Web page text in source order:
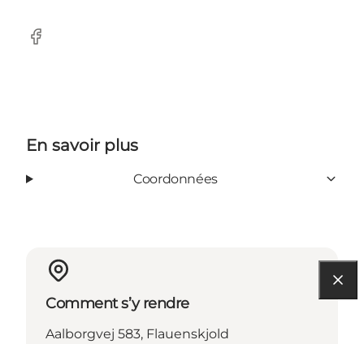
Facebook
En savoir plus
Coordonnées
Comment s’y rendre
Aalborgvej 583, Flauenskjold